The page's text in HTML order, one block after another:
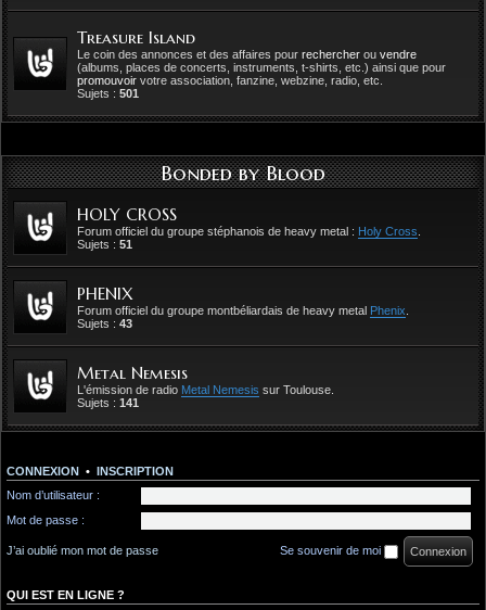
Treasure Island
Le coin des annonces et des affaires pour rechercher ou vendre
(albums, places de concerts, instruments, t-shirts, etc.) ainsi que pour
promouvoir votre association, fanzine, webzine, radio, etc.
Sujets : 501
Bonded by Blood
HOLY CROSS
Forum officiel du groupe stéphanois de heavy metal : Holy Cross
Sujets : 51
PHENIX
Forum officiel du groupe montbéliardais de heavy metal Phenix
Sujets : 43
Metal Nemesis
L'émission de radio Metal Nemesis sur Toulouse.
Sujets : 141
CONNEXION • INSCRIPTION
Nom d’utilisateur :
Mot de passe :
J’ai oublié mon mot de passe Se souvenir de moi
QUI EST EN LIGNE ?